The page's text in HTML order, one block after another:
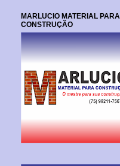
MARLUCIO MATERIAL PARA
CONSTRUÇÃO